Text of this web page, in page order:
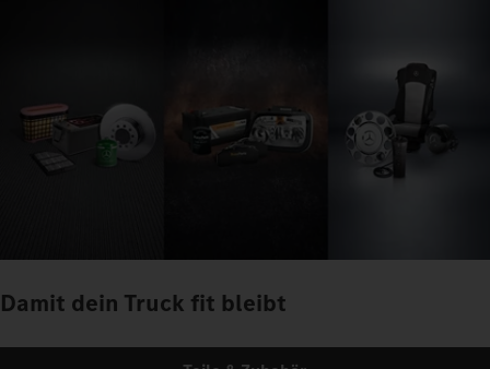
Damit dein Truck fit bleibt